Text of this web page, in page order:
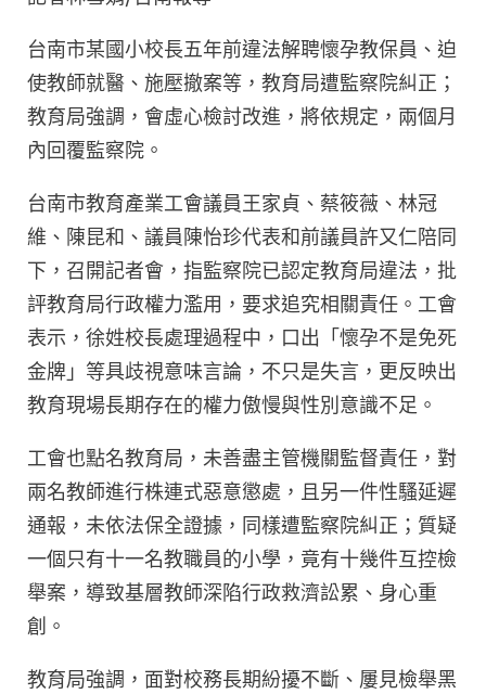
台南市某國小校長五年前違法解聘懷孕教保員、迫
使教師就醫、施壓撤案等，教育局遭監察院糾正；
教育局強調，會虛心檢討改進，將依規定，兩個月
內回覆監察院。
台南市教育產業工會議員王家貞、蔡筱薇、林冠
維、陳昆和、議員陳怡珍代表和前議員許又仁陪同
下，召開記者會，指監察院已認定教育局違法，批
評教育局行政權力濫用，要求追究相關責任。工會
表示，徐姓校長處理過程中，口出「懷孕不是免死
金牌」等具歧視意味言論，不只是失言，更反映出
教育現場長期存在的權力傲慢與性別意識不足。
工會也點名教育局，未善盡主管機關監督責任，對
兩名教師進行株連式惡意懲處，且另一件性騷延遲
通報，未依法保全證據，同樣遭監察院糾正；質疑
一個只有十一名教職員的小學，竟有十幾件互控檢
舉案，導致基層教師深陷行政救濟訟累、身心重
創。
教育局強調，面對校務長期紛擾不斷、屢見檢舉黑